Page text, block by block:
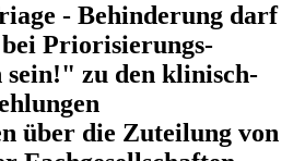
- Behinderung darf
Priorisierungs-
sein!" zu den klinisch-
über die Zuteilung von